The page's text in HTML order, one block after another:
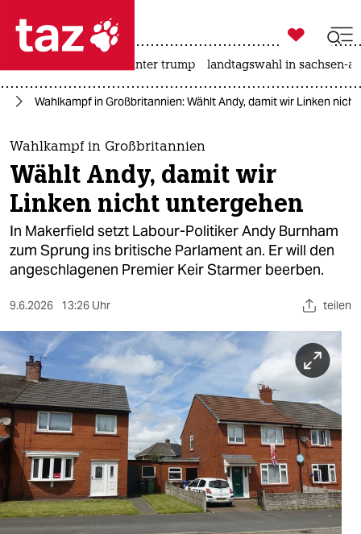
 taz zahl ich
taz zahl ich
themen
politik
öko
gesellschaft
sport
berlin
nord
wahrheit
verlag
verlag

taz zahl ich
usa unter trump landtagswahl in sachsen-
Wahlkampf in Großbritannien: Wählt Andy, damit wir Linken
Wahlkampf in Großbritannien
Wählt Andy, damit wir
Linken nicht untergehen
In Makerfield setzt Labour-Politiker Andy Burnham
zum Sprung ins britische Parlament an. Er will den
angeschlagenen Premier Keir Starmer beerben.
9.6.2026 13:26 Uhr teilen